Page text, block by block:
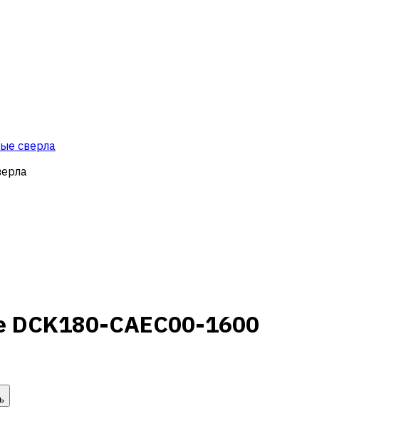
сверла
DCK180-CAEC00-1600